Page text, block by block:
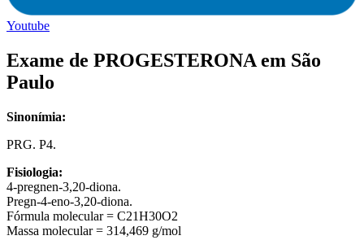
Youtube
Exame de PROGESTERONA em São
Paulo
Sinonímia:
PRG. P4.
Fisiologia:
4-pregnen-3,20-diona.
Pregn-4-eno-3,20-diona.
Fórmula molecular = C21H30O2
Massa molecular = 314,469 g/mol